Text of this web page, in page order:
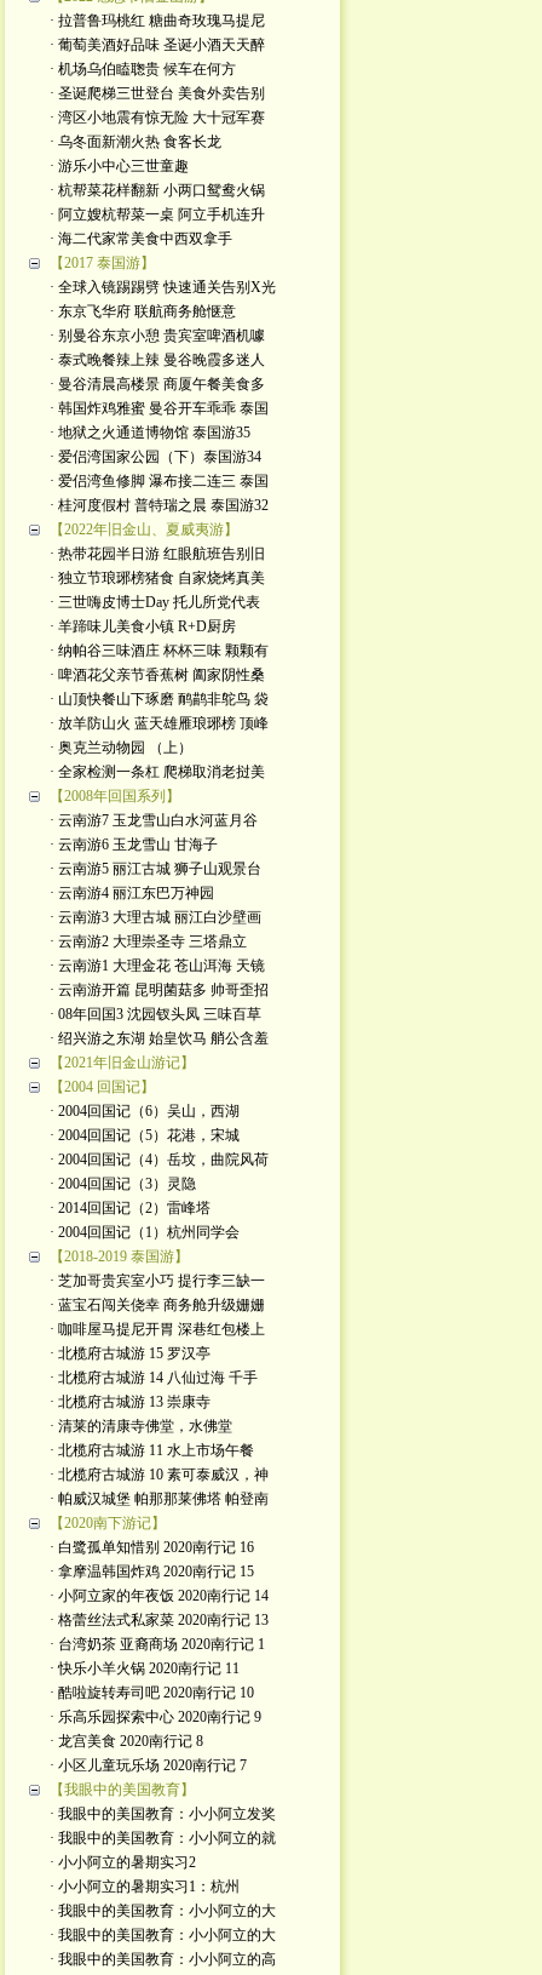
· 拉普鲁玛桃红 糖曲奇玫瑰马提尼
· 葡萄美酒好品味 圣诞小酒天天醉
· 机场乌伯瞌聦贵 候车在何方
· 圣诞爬梯三世登台 美食外卖告别
· 湾区小地震有惊无险 大十冠军赛
· 乌冬面新潮火热 食客长龙
· 游乐小中心三世童趣
· 杭帮菜花样翻新 小两口鸳鸯火锅
· 阿立嫂杭帮菜一桌 阿立手机连升
· 海二代家常美食中西双拿手
【2017 泰国游】
· 全球入镜踢踢劈 快速通关告别X光
· 东京飞华府 联航商务舱惬意
· 别曼谷东京小憩 贵宾室啤酒机噱
· 泰式晚餐辣上辣 曼谷晚霞多迷人
· 曼谷清晨高楼景 商厦午餐美食多
· 韩国炸鸡雅蜜 曼谷开车乖乖 泰国
· 地狱之火通道博物馆 泰国游35
· 爱侣湾国家公园（下）泰国游34
· 爱侣湾鱼修脚 瀑布接二连三 泰国
· 桂河度假村 普特瑞之晨 泰国游32
【2022年旧金山、夏威夷游】
· 热带花园半日游 红眼航班告别旧
· 独立节琅琊榜猪食 自家烧烤真美
· 三世嗨皮博士Day 托儿所党代表
· 羊蹄味儿美食小镇 R+D厨房
· 纳帕谷三味酒庄 杯杯三味 颗颗有
· 啤酒花父亲节香蕉树 阖家阴性桑
· 山顶快餐山下琢磨 鸸鹋非鸵鸟 袋
· 放羊防山火 蓝天雄雁琅琊榜 顶峰
· 奥克兰动物园 （上）
· 全家检测一条杠 爬梯取消老挝美
【2008年回国系列】
· 云南游7 玉龙雪山白水河蓝月谷
· 云南游6 玉龙雪山 甘海子
· 云南游5 丽江古城 狮子山观景台
· 云南游4 丽江东巴万神园
· 云南游3 大理古城 丽江白沙壁画
· 云南游2 大理崇圣寺 三塔鼎立
· 云南游1 大理金花 苍山洱海 天镜
· 云南游开篇 昆明菌菇多 帅哥歪招
· 08年回国3 沈园钗头凤 三味百草
· 绍兴游之东湖 始皇饮马 艄公含羞
【2021年旧金山游记】
【2004 回国记】
· 2004回国记（6）吴山，西湖
· 2004回国记（5）花港，宋城
· 2004回国记（4）岳坟，曲院风荷
· 2004回国记（3）灵隐
· 2014回国记（2）雷峰塔
· 2004回国记（1）杭州同学会
【2018-2019 泰国游】
· 芝加哥贵宾室小巧 提行李三缺一
· 蓝宝石闯关侥幸 商务舱升级姗姗
· 咖啡屋马提尼开胃 深巷红包楼上
· 北榄府古城游 15 罗汉亭
· 北榄府古城游 14 八仙过海 千手
· 北榄府古城游 13 崇康寺
· 清莱的清康寺佛堂，水佛堂
· 北榄府古城游 11 水上市场午餐
· 北榄府古城游 10 素可泰威汉，神
· 帕威汉城堡 帕那那莱佛塔 帕登南
【2020南下游记】
· 白鹭孤单知惜别 2020南行记 16
· 拿摩温韩国炸鸡 2020南行记 15
· 小阿立家的年夜饭 2020南行记 14
· 格蕾丝法式私家菜 2020南行记 13
· 台湾奶茶 亚裔商场 2020南行记 1
· 快乐小羊火锅 2020南行记 11
· 酷啦旋转寿司吧 2020南行记 10
· 乐高乐园探索中心 2020南行记 9
· 龙宫美食 2020南行记 8
· 小区儿童玩乐场 2020南行记 7
【我眼中的美国教育】
· 我眼中的美国教育：小小阿立发奖
· 我眼中的美国教育：小小阿立的就
· 小小阿立的暑期实习2
· 小小阿立的暑期实习1：杭州
· 我眼中的美国教育：小小阿立的大
· 我眼中的美国教育：小小阿立的大
· 我眼中的美国教育：小小阿立的高